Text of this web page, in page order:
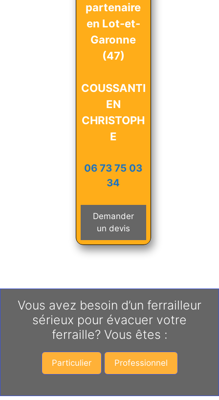
partenaire
en Lot-et-
Garonne
(47)
COUSSANTI
EN
CHRISTOPH
E
06 73 75 03
34
Demander
un devis
Vous avez besoin d’un ferrailleur
sérieux pour évacuer votre
ferraille? Vous êtes :
Particulier Professionnel